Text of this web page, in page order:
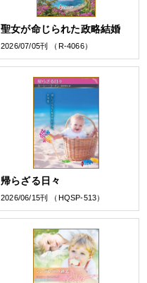
聖女が命じられた政略結婚
2026/07/05刊 （R-4066）
帰らざる日々
2026/06/15刊 （HQSP-513）